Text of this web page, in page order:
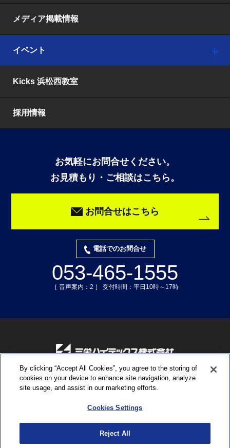
メディア掲載情報
イベント
Kicks 浜松西教室
採用情報
お気軽にお問合せください。
お見積もり・ご相談はこちら。
お問合せはこちら
電話でのお問合せ
053-465-1555
［ 音声案内：2 ］ 受付時間：平日10時～17時
〒435-0015 静岡県浜松市中央区子安町311-3
TEL:053-465-1555 ／ FAX:053-465-0330
プライバシーポリシー
サイトのご利用にあたって
By clicking “Accept All Cookies”, you agree to the storing of
cookies on your device to enhance site navigation, analyze
site usage, and assist in our marketing efforts.
Cookies Settings
Reject All